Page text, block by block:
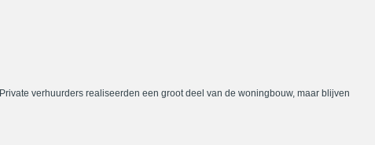
Private verhuurders realiseerden een groot deel van de woningbouw, maar blijven